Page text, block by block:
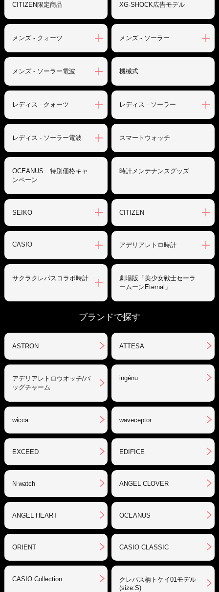
CITIZEN限定商品 XG-SHOCK広告モデル
メンズ - クォーツ メンズ - ソーラー
メンズ - ソーラー電波 機械式
レディス - クォーツ レディス - ソーラー
レディス - ソーラー電波 スマートウォッチ
OCEANUS 特別価格キャ
ンペーン
時計メンテナンスグッズ
SEIKO CITIZEN
CASIO アデリアレトロ時計
サクラクレパスコラボ時計
劇場版「美少女戦士セーラ
ームーンEternal」
ブランドで探す
ASTRON ATTESA
アデリアレトロウオッチ/バ
ッグチャーム
ingénu
wicca waveceptor
EXCEED EDIFICE
N watch ANGEL CLOVER
ANGEL HEART OCEANUS
ORIENT CASIO CLASSIC
CASIO Collection
クレパス柄トケイ01モデル
(size:S)